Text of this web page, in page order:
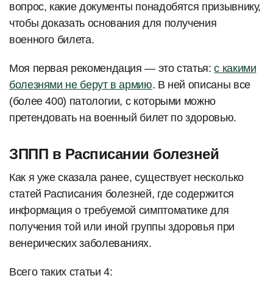
вопрос, какие документы понадобятся призывнику,
чтобы доказать основания для получения
военного билета.
Моя первая рекомендация — это статья:с какими
болезнями не берут в армию. В ней описаны все
(более 400) патологии, с которыми можно
претендовать на военный билет по здоровью.
ЗППП в Расписании болезней
Как я уже сказала ранее, существует несколько
статей Расписания болезней, где содержится
информация о требуемой симптоматике для
получения той или иной группы здоровья при
венерических заболеваниях.
Всего таких статьи 4: